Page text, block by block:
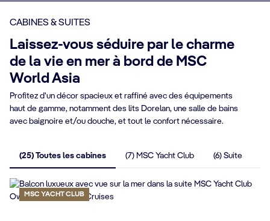
CABINES & SUITES
Laissez-vous séduire par le charme
de la vie en mer à bord de MSC
World Asia
Profitez d'un décor spacieux et raffiné avec des équipements
haut de gamme, notamment des lits Dorelan, une salle de bains
avec baignoire et/ou douche, et tout le confort nécessaire.
(25) Toutes les cabines (7) MSC Yacht Club (6) Suite
MSC YACHT CLUB